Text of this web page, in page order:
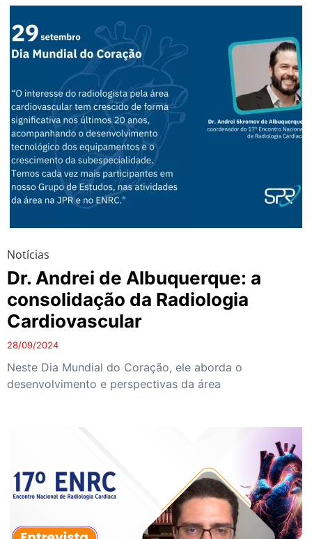
Notícias
Dr. Andrei de Albuquerque: a
consolidação da Radiologia
Cardiovascular
28/09/2024
Neste Dia Mundial do Coração, ele aborda o
desenvolvimento e perspectivas da área